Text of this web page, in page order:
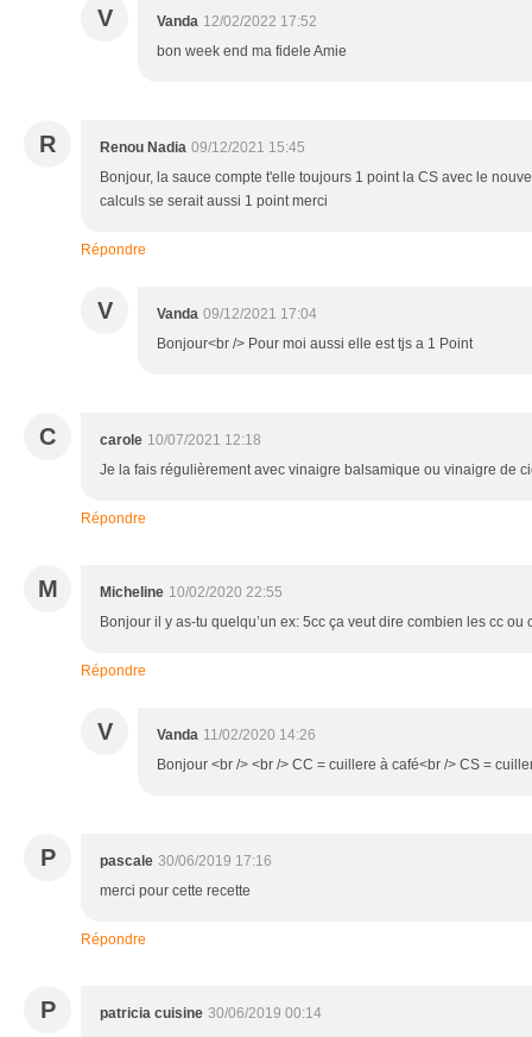
V Vanda 12/02/2022 17:52
bon week end ma fidele Amie
R Renou Nadia 09/12/2021 15:45
Bonjour, la sauce compte t'elle toujours 1 point la CS avec le
calculs se serait aussi 1 point merci
Répondre
V Vanda 09/12/2021 17:04
Bonjour<br /> Pour moi aussi elle est tjs a 1 Point
C carole 10/07/2021 12:18
Je la fais régulièrement avec vinaigre balsamique ou vinaigre de
Répondre
M Micheline 10/02/2020 22:55
Bonjour il y as-tu quelqu’un ex: 5cc ça veut dire combien les cc ou
Répondre
V Vanda 11/02/2020 14:26
Bonjour <br /> <br /> CC = cuillere à café<br /> CS =
P pascale 30/06/2019 17:16
merci pour cette recette
Répondre
P patricia cuisine 30/06/2019 00:14